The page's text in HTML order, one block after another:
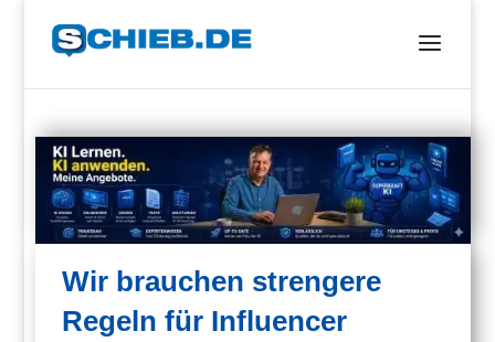
Wir brauchen strengere
Regeln für Influencer